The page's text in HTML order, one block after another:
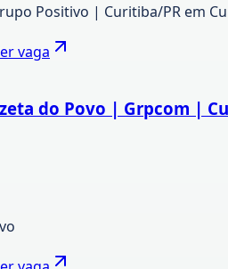
Positivo | Curitiba/PR em
vaga
do Povo | Grpcom |